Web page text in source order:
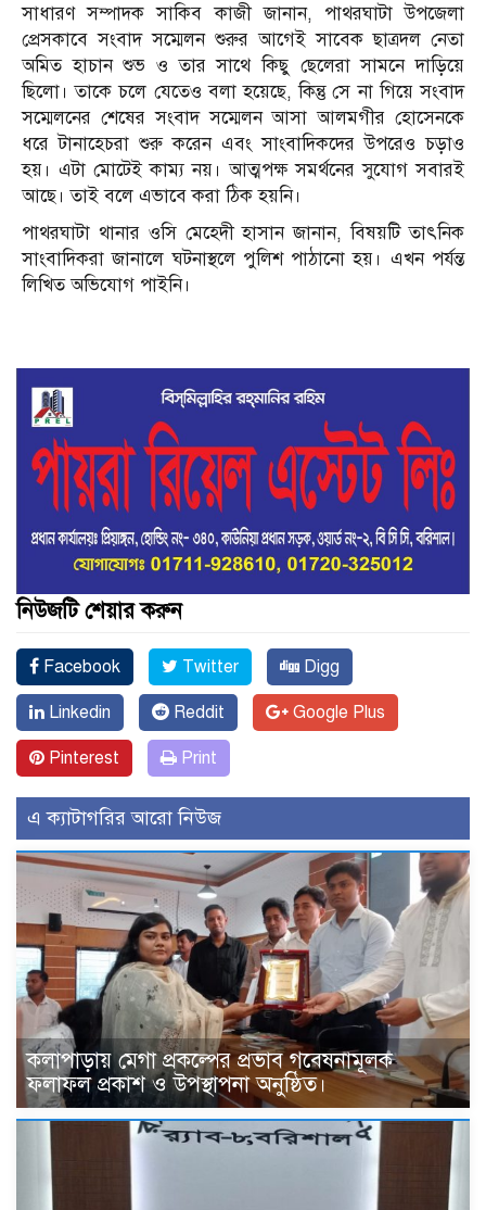
সাধারণ সম্পাদক সাকিব কাজী জানান, পাথরঘাটা উপজেলা
প্রেসকাবে সংবাদ সম্মেলন শুরুর আগেই সাবেক ছাত্রদল নেতা
অমিত হাচান শুভ ও তার সাথে কিছু ছেলেরা সামনে দাড়িয়ে
ছিলো। তাকে চলে যেতেও বলা হয়েছে, কিন্তু সে না গিয়ে সংবাদ
সম্মেলনের শেষের সংবাদ সম্মেলন আসা আলমগীর হোসেনকে
ধরে টানাহেচরা শুরু করেন এবং সাংবাদিকদের উপরেও চড়াও
হয়। এটা মোটেই কাম্য নয়। আত্মপক্ষ সমর্থনের সুযোগ সবারই
আছে। তাই বলে এভাবে করা ঠিক হয়নি।
পাথরঘাটা থানার ওসি মেহেদী হাসান জানান, বিষয়টি তাৎনিক
সাংবাদিকরা জানালে ঘটনাস্থলে পুলিশ পাঠানো হয়। এখন পর্যন্ত
লিখিত অভিযোগ পাইনি।
নিউজটি শেয়ার করুন
Facebook Twitter Digg
Linkedin Reddit Google Plus
Pinterest Print
এ ক্যাটাগরির আরো নিউজ
কলাপাড়ায় মেগা প্রকল্পের প্রভাব গবেষনামূলক
ফলাফল প্রকাশ ও উপস্থাপনা অনুষ্ঠিত।